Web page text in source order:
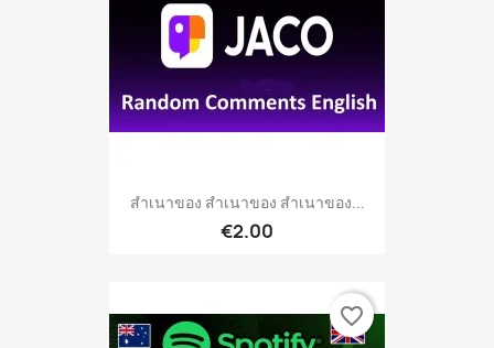
สำเนาของ สำเนาของ สำเนาของ...
€2.00
favorite_border